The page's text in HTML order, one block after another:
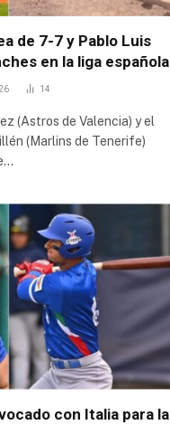
de 7-7 y Pablo Luis
en la liga española
14
(Astros de Valencia) y el
(Marlins de Tenerife)
con Italia para la